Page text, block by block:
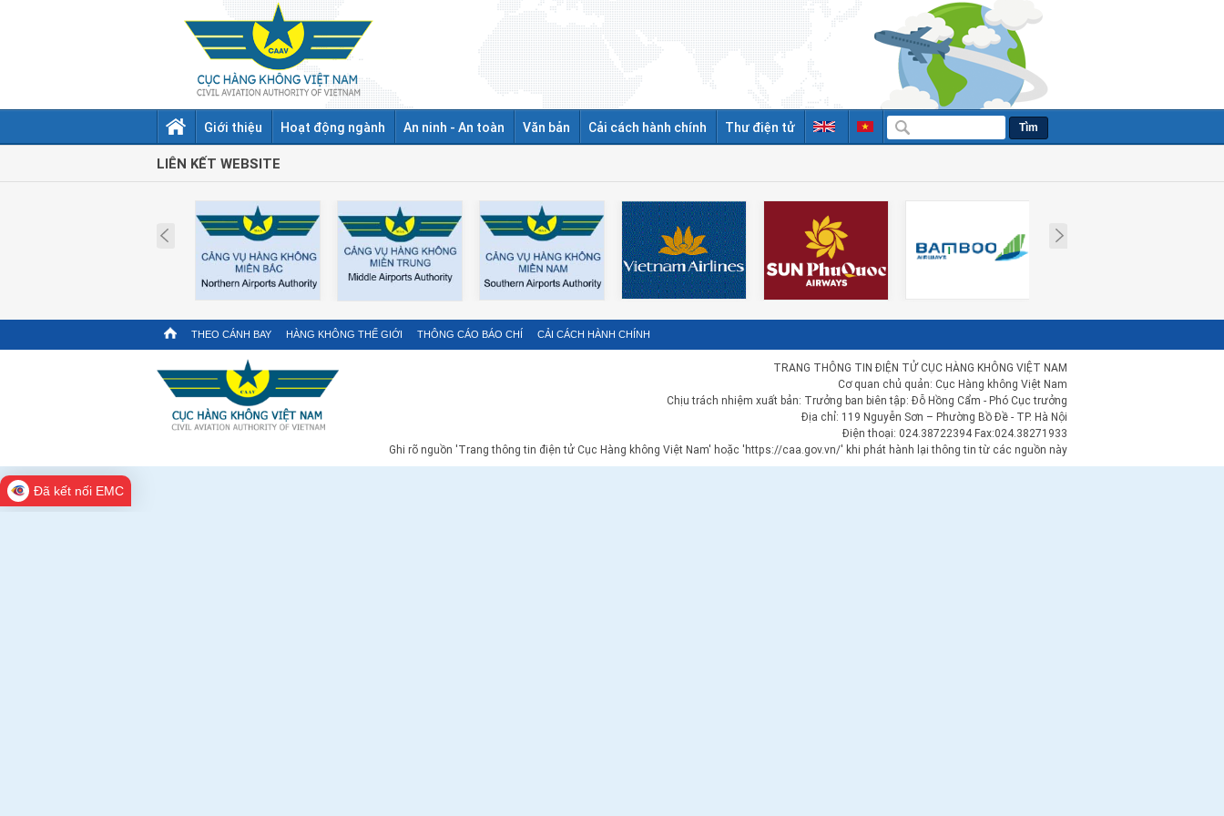
Giới thiệu Hoạt động ngành An ninh - An toàn Văn bản Cải cách hành chính Thư điện tử Tìm
LIÊN KẾT WEBSITE
Prev
THEO CÁNH BAY HÀNG KHÔNG THẾ GIỚI THÔNG CÁO BÁO CHÍ CẢI CÁCH HÀNH CHÍNH
TRANG THÔNG TIN ĐIỆN TỬ CỤC HÀNG KHÔNG VIỆT NAM
Cơ quan chủ quản: Cục Hàng không Việt Nam
Chịu trách nhiệm xuất bản: Trưởng ban biên tập: Đỗ Hồng Cẩm - Phó Cục trưởng
Địa chỉ: 119 Nguyễn Sơn – Phường Bồ Đề - TP. Hà Nội
Điện thoại: 024.38722394 Fax:024.38271933
Ghi rõ nguồn 'Trang thông tin điện tử Cục Hàng không Việt Nam' hoặc 'https://caa.gov.vn/' khi phát hành lại thông tin từ các nguồn này
Đã kết nối EMC